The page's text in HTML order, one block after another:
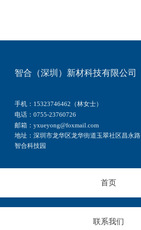
智合（深圳）新材科技有限公司
手机：15323746462（林女士）
电话：0755-23760726
邮箱：yxueyong@foxmail.com
地址：深圳市龙华区龙华街道玉翠社区昌永路
智合科技园
首页
联系我们